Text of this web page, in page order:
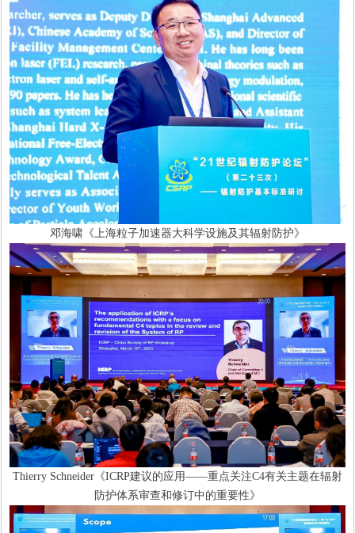
邓海啸《上海粒子加速器大科学设施及其辐射防护》
Thierry Schneider《ICRP建议的应用——重点关注C4有关主题在辐射
防护体系审查和修订中的重要性》